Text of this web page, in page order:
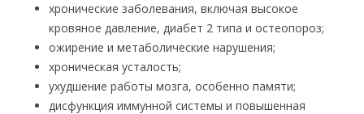
хронические заболевания, включая высокое
кровяное давление, диабет 2 типа и остеопороз;
ожирение и метаболические нарушения;
хроническая усталость;
ухудшение работы мозга, особенно памяти;
дисфункция иммунной системы и повышенная